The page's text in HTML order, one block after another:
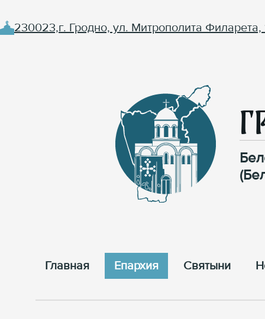
230023,г. Гродно, ул. Митрополита Филарета,
Главная Епархия Cвятыни